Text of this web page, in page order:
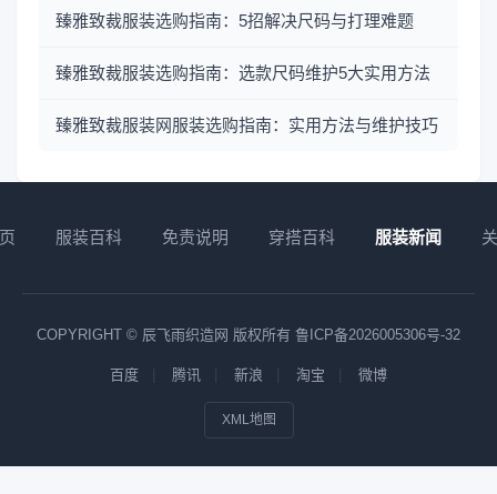
臻雅致裁服装选购指南：5招解决尺码与打理难题
臻雅致裁服装选购指南：选款尺码维护5大实用方法
臻雅致裁服装网服装选购指南：实用方法与维护技巧
服装百科 免责说明 穿搭百科 服装新闻
COPYRIGHT © 辰飞雨织造网 版权所有 鲁ICP备2026005306号-32
百度 腾讯 新浪 淘宝 微博
XML地图